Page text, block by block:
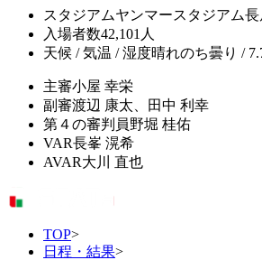
スタジアムヤンマースタジアム長
入場者数42,101人
天候 / 気温 / 湿度晴れのち曇り /
主審小屋 幸栄
副審渡辺 康太、田中 利幸
第４の審判員野堀 桂佑
VAR長峯 滉希
AVAR大川 直也
TOP>
日程・結果>